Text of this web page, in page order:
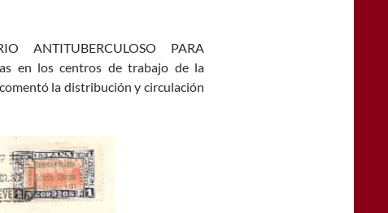
ANTITUBERCULOSO PARA
en los centros de trabajo de la
la distribución y circulación